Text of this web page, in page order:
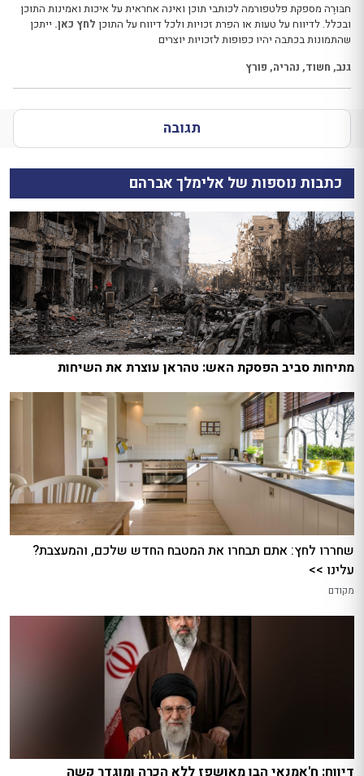
חבּוּרֶה מספקת פלטפורמה לכותבי תוכן ואינה אחראית על איכות ואמינות התוכן
ובכלל. לדיווח על טעות או הפרת זכויות ולכל דיווח על התוכן לחץ כאן. ייתכן
שהתמונות בכתבה יהיו כפופות לזכויות יוצרים
גנב, חשוד, נהריה, פורץ
תגובה
כתבות נוספות של אלימלך אברהם
מתיחות סביב הפסקת האש: טהראן עוצרת את השיחות
שחררו לחץ: אתם תבחרו את המטבח החדש שלכם, והמעצבת?
עלינו >>
מקודם
דיווח: ח'אמנאי הבן מאושפז ללא הכרה ומוגדר קשה